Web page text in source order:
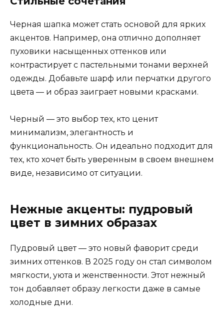
Черная шапка может стать основой для ярких
акцентов. Например, она отлично дополняет
пуховики насыщенных оттенков или
контрастирует с пастельными тонами верхней
одежды. Добавьте шарф или перчатки другого
цвета — и образ заиграет новыми красками.
Черный — это выбор тех, кто ценит
минимализм, элегантность и
функциональность. Он идеально подходит для
тех, кто хочет быть уверенным в своем внешнем
виде, независимо от ситуации.
Нежные акценты: пудровый
цвет в зимних образах
Пудровый цвет — это новый фаворит среди
зимних оттенков. В 2025 году он стал символом
мягкости, уюта и женственности. Этот нежный
тон добавляет образу легкости даже в самые
холодные дни.